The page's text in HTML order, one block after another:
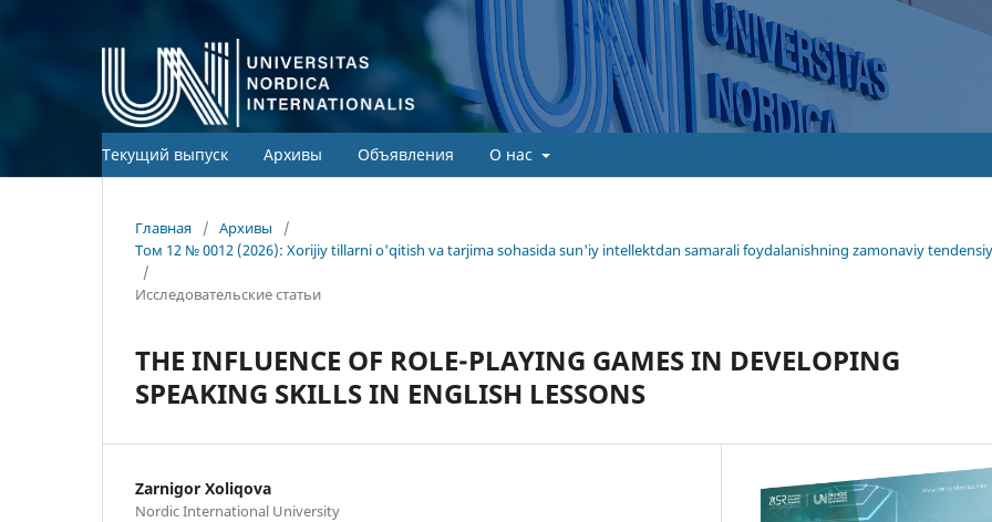
Текущий выпуск Архивы Объявления О нас
Главная / Архивы
/
Том 12 № 0012 (2026): Xorijiy tillarni o'qitish va tarjima sohasida sun'iy intellektdan samarali foydalanishning zamonaviy
/
Исследовательские статьи
THE INFLUENCE OF ROLE-PLAYING GAMES IN DEVELOPING
SPEAKING SKILLS IN ENGLISH LESSONS
Zarnigor Xoliqova
Nordic International University